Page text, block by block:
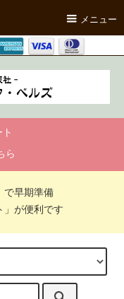
メニュー
ら
で早期準備
」が便利です